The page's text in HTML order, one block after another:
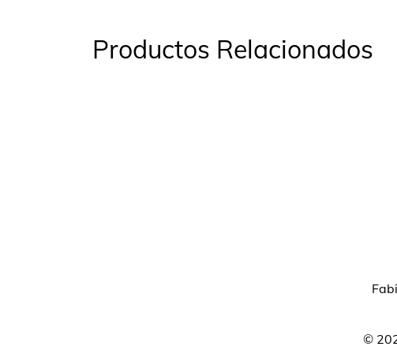
Productos Relacionados
©